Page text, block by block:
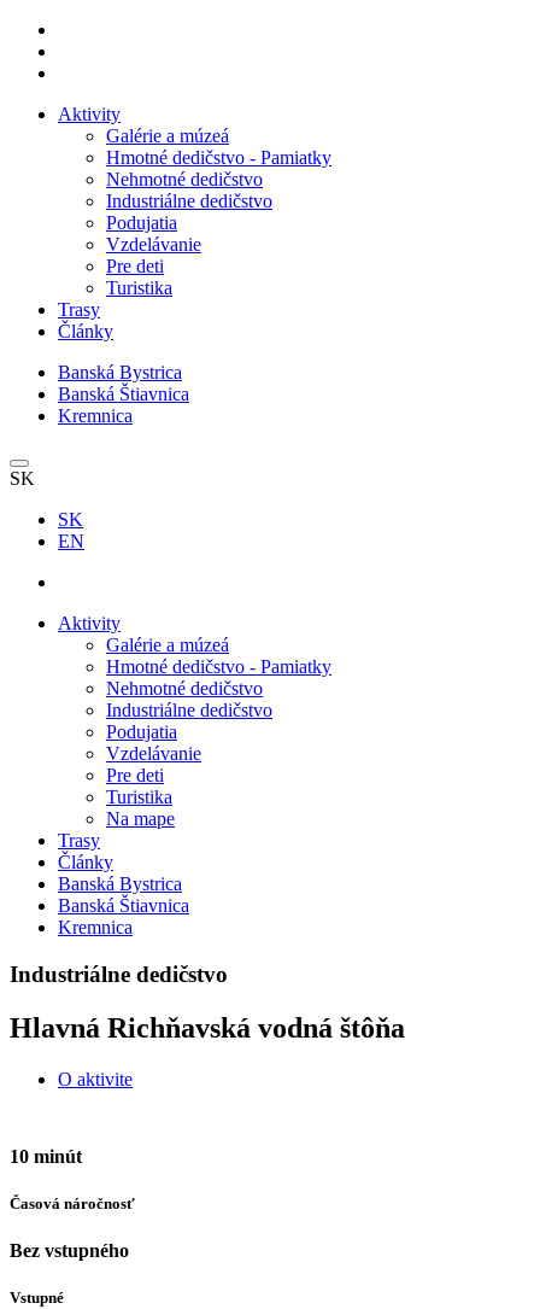
Aktivity
Galérie a múzeá
Hmotné dedičstvo - Pamiatky
Nehmotné dedičstvo
Industriálne dedičstvo
Podujatia
Vzdelávanie
Pre deti
Turistika
Trasy
Články
Banská Bystrica
Banská Štiavnica
Kremnica
SK
SK
EN
Aktivity
Galérie a múzeá
Hmotné dedičstvo - Pamiatky
Nehmotné dedičstvo
Industriálne dedičstvo
Podujatia
Vzdelávanie
Pre deti
Turistika
Na mape
Trasy
Články
Banská Bystrica
Banská Štiavnica
Kremnica
Industriálne dedičstvo
Hlavná Richňavská vodná štôňa
O aktivite
10 minút
Časová náročnosť
Bez vstupného
Vstupné